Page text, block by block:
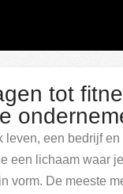
tot
leven, een bedrijf
een lichaam waar
vorm. De meeste